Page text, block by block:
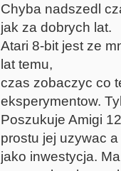
Chyba nadszedl
jak za dobrych lat.
Atari 8-bit jest ze
lat temu,
czas zobaczyc co
eksperymentow.
Poszukuje Amigi
prostu jej uzywac
jako inwestycja.